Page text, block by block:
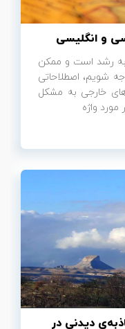
و انگلیسی
رشد است و ممکن
شویم، اصطلاحاتی
خارجی به مشکل
واژه‌
گردشگریِ ایلام | 10 جاذبه‌ی دیدنی در